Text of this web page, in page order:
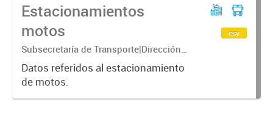
de las politicas del municipio en
del...
Estacionamientos
motos
Subsecretaría de Transporte|Dirección
General de Transporte Urbano|Dirección
de Estacionamiento Medido
Datos referidos al estacionamiento
de motos.
csv